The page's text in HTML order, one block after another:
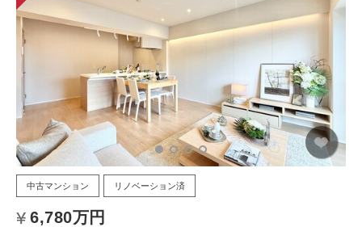
中古マンション リノベーション済
6,780万円